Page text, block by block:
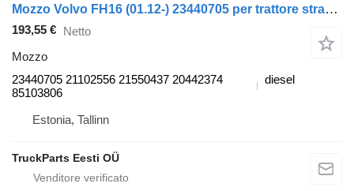
Mozzo Volvo FH16 (01.12-) 23440705 per trattore stradale Volvo FH12, FH16, NH12, FH, VNL780 (1993-2014)
193,55 € Netto
Mozzo
23440705 21102556 21550437 20442374
85103806
diesel
Estonia, Tallinn
TruckParts Eesti OÜ